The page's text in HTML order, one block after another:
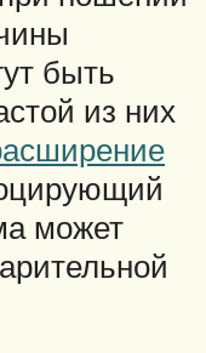
быть
из них
может